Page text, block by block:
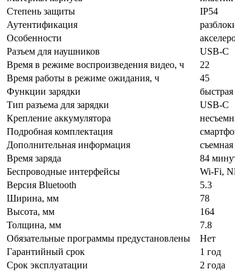
Степень защиты
IP54
Аутентификация
Особенности
Разъем для наушников
USB-C
Время в режиме воспроизведения видео, ч
22
Время работы в режиме ожидания, ч
45
Функции зарядки
быстрая
Тип разъема для зарядки
USB-C
Крепление аккумулятора
Подробная комплектация
Дополнительная информация
Время заряда
84
Беспроводные интерфейсы
Wi-Fi,
Версия Bluetooth
5.3
Ширина, мм
78
Высота, мм
164
Толщина, мм
7.8
Обязательные программы предустановлены
Нет
Гарантийный срок
1 год
Срок эксплуатации
2 года